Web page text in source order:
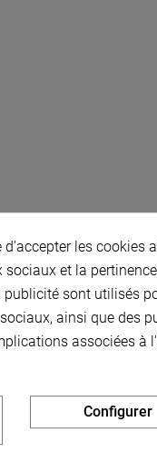
les cookies
et la
publicité sont utilisés
ainsi que des
associées à
Configurer